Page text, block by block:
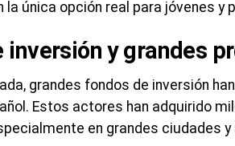
la única opción real para jóvenes y
inversión y grandes
grandes fondos de inversión
Estos actores han adquirido
en grandes ciudades y